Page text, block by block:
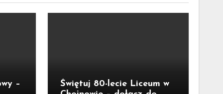
–
Świętuj 80-lecie Liceum w